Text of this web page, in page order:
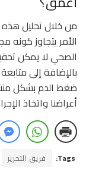
من خلال تحليل
الأمر يتجاوز كونه
الصحي لا يمكن
بالإضافة إلى
ضغط الدم بشكل
أعراضنا واتخاذ
Tags: فريق التحرير